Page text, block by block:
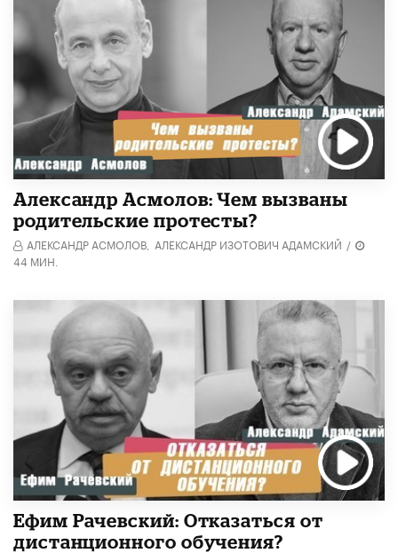
Александр Асмолов: Чем вызваны
родительские протесты?
АЛЕКСАНДР АСМОЛОВ, АЛЕКСАНДР ИЗОТОВИЧ АДАМСКИЙ /
44 МИН.
Ефим Рачевский: Отказаться от
дистанционного обучения?